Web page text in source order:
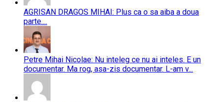
AGRISAN DRAGOS MIHAI: Plus ca o sa aiba a doua
parte....
Petre Mihai Nicolae: Nu inteleg ce nu ai inteles. E un
documentar. Ma rog, asa-zis documentar. L-am v...